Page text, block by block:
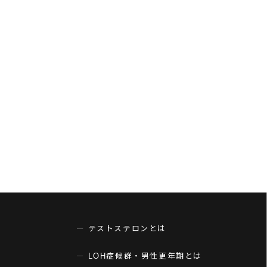
テストステロンとは
LOH症候群・男性更年期とは